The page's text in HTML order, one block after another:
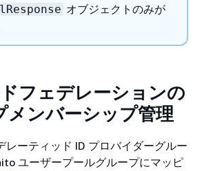
オブジェクトのみが
フェデレーションの
メンバーシップ管理
レーティッド ID プロバイダーグルー
ユーザープールグループにマッピ